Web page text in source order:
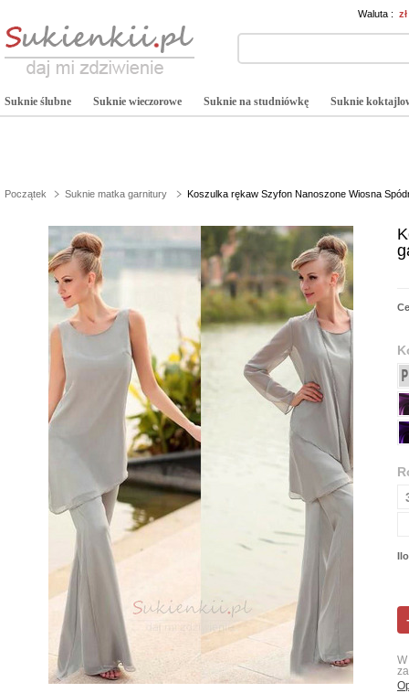
Waluta :
Suknie ślubne Suknie wieczorowe Suknie na studniówkę Suknie
Początek Suknie matka garnitury Koszulka rękaw Szyfon Nanoszone Wiosna